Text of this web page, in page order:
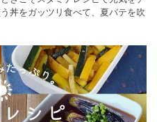
丼をガッツリ食べて、夏バテを吹